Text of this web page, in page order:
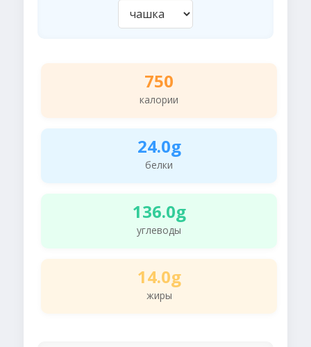
750
калории
24.0g
белки
136.0g
углеводы
14.0g
жиры